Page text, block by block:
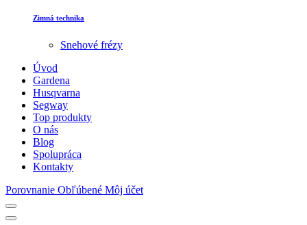
Zimná technika
Snehové frézy
Úvod
Gardena
Husqvarna
Segway
Top produkty
O nás
Blog
Spolupráca
Kontakty
Porovnanie Obľúbené Môj účet